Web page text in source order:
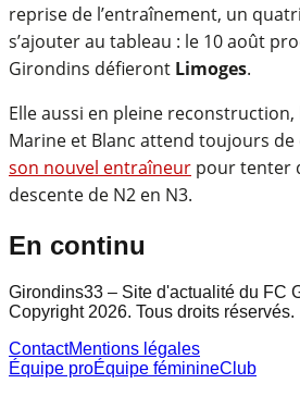
reprise de l’entraînement, un
s’ajouter au tableau : le 10 août
Girondins défieront Limoges.
Elle aussi en pleine reconstruction,
Marine et Blanc attend toujours
son nouvel entraîneur pour tenter
descente de N2 en N3.
En continu
Girondins33 – Site d'actualité du FC
Copyright 2026. Tous droits réservés.
ContactMentions légales
Équipe proÉquipe féminineClub